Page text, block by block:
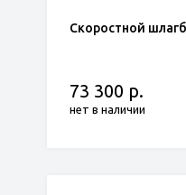
Скоростной
73 300 р.
нет в наличии